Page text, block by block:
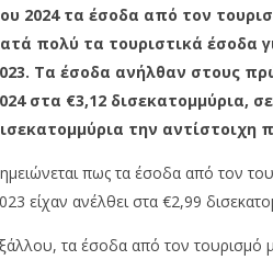
2024 τα έσοδα από τον
πολύ τα τουριστικά έσοδα
Τα έσοδα ανήλθαν στους
στα €3,12 δισεκατομμύρια,
την αντίστοιχη
πως τα έσοδα από τον
είχαν ανέλθει στα €2,99
τα έσοδα από τον τουρισμό